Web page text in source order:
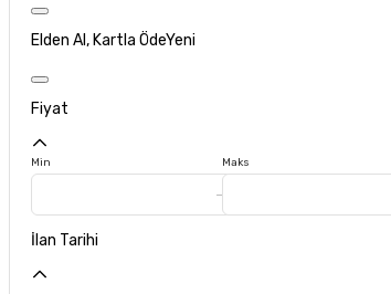
Elden Al, Kartla ÖdeYeni
Fiyat
Min Maks
İlan Tarihi